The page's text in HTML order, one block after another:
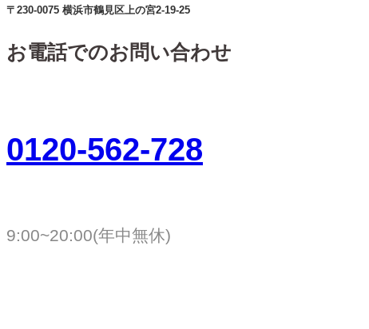
〒230-0075 横浜市鶴見区上の宮2-19-25
お電話でのお問い合わせ
0120-562-728
9:00~20:00(年中無休)